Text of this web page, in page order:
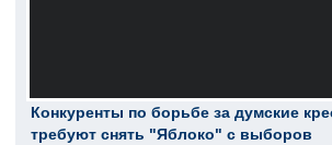
Конкуренты по борьбе за думские
требуют снять "Яблоко" с выборов